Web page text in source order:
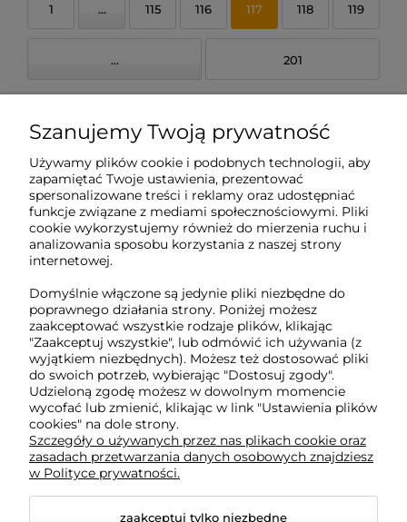
1 ... 115 116 117 118 119
... 201
Sklep internetowy Tukado.pl
pn-pt: 08:00-16:00
791 063 018
biuro@tukado.pl
O nas
Obsługa klienta
Pomoc
Moje konto
Szanujemy Twoją prywatność
Używamy plików cookie i podobnych technologii, aby
zapamiętać Twoje ustawienia, prezentować
spersonalizowane treści i reklamy oraz udostępniać
funkcje związane z mediami społecznościowymi. Pliki
cookie wykorzystujemy również do mierzenia ruchu i
analizowania sposobu korzystania z naszej strony
internetowej.
Domyślnie włączone są jedynie pliki niezbędne do
poprawnego działania strony. Poniżej możesz
zaakceptować wszystkie rodzaje plików, klikając
"Zaakceptuj wszystkie", lub odmówić ich używania (z
wyjątkiem niezbędnych). Możesz też dostosować pliki
do swoich potrzeb, wybierając "Dostosuj zgody".
Udzieloną zgodę możesz w dowolnym momencie
wycofać lub zmienić, klikając w link "Ustawienia plików
cookies" na dole strony.
Szczegóły o używanych przez nas plikach cookie oraz
zasadach przetwarzania danych osobowych znajdziesz
w Polityce prywatności.
zaakceptuj tylko niezbędne